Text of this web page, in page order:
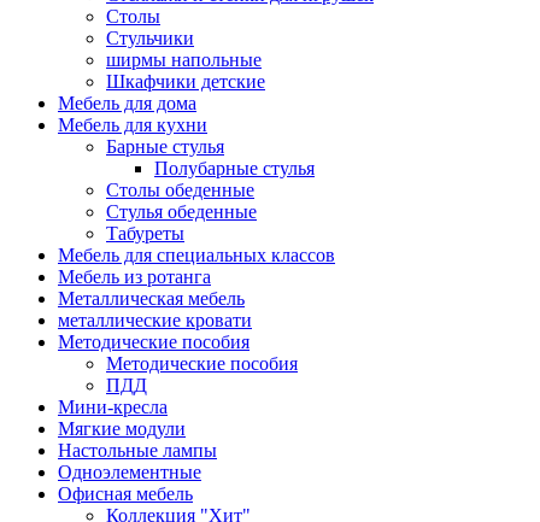
Столы
Стульчики
ширмы напольные
Шкафчики детские
Мебель для дома
Мебель для кухни
Барные стулья
Полубарные стулья
Столы обеденные
Стулья обеденные
Табуреты
Мебель для специальных классов
Мебель из ротанга
Металлическая мебель
металлические кровати
Методические пособия
Методические пособия
ПДД
Мини-кресла
Мягкие модули
Настольные лампы
Одноэлементные
Офисная мебель
Коллекция "Хит"